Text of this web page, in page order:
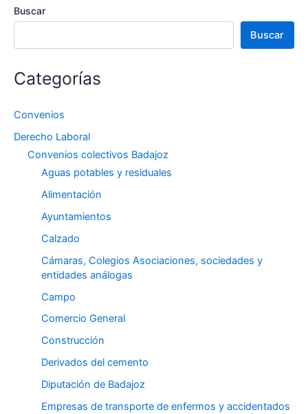
Buscar
Buscar
Categorías
Convenios
Derecho Laboral
Convenios colectivos Badajoz
Aguas potables y residuales
Alimentación
Ayuntamientos
Calzado
Cámaras, Colegios Asociaciones, sociedades y
entidades análogas
Campo
Comercio General
Construcción
Derivados del cemento
Diputación de Badajoz
Empresas de transporte de enfermos y accidentados